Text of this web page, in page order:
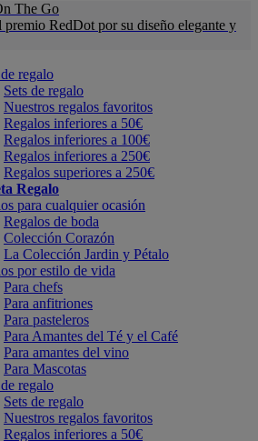
The Go
premio RedDot por su diseño elegante y
regalo
Sets de regalo
Nuestros regalos favoritos
Regalos inferiores a 50€
Regalos inferiores a 100€
Regalos inferiores a 250€
Regalos superiores a 250€
Regalo
para cualquier ocasión
Regalos de boda
Colección Corazón
La Colección Jardin y Pétalo
por estilo de vida
Para chefs
Para anfitriones
Para pasteleros
Para Amantes del Té y el Café
Para amantes del vino
Para Mascotas
regalo
Sets de regalo
Nuestros regalos favoritos
Regalos inferiores a 50€